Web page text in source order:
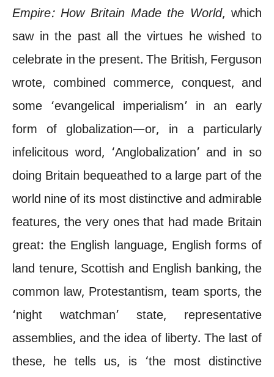
Empire: How Britain Made the World, which
saw in the past all the virtues he wished to
celebrate in the present. The British, Ferguson
wrote, combined commerce, conquest, and
some ‘evangelical imperialism’ in an early
form of globalization—or, in a particularly
infelicitous word, ‘Anglobalization’ and in so
doing Britain bequeathed to a large part of the
world nine of its most distinctive and admirable
features, the very ones that had made Britain
great: the English language, English forms of
land tenure, Scottish and English banking, the
common law, Protestantism, team sports, the
‘night watchman’ state, representative
assemblies, and the idea of liberty. The last of
these, he tells us, is ‘the most distinctive